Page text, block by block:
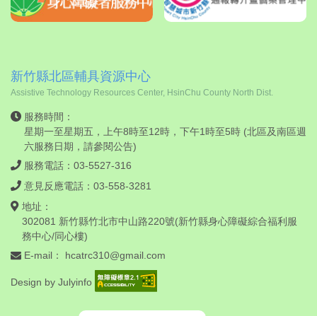
新竹縣北區輔具資源中心
Assistive Technology Resources Center, HsinChu County North Dist.
服務時間：
星期一至星期五，上午8時至12時，下午1時至5時 (北區及南區週
六服務日期，請參閱公告)
服務電話：03-5527-316
意見反應電話：03-558-3281
地址：
302081 新竹縣竹北市中山路220號(新竹縣身心障礙綜合福利服
務中心/同心樓)
E-mail： hcatrc310@gmail.com
Design by Julyinfo